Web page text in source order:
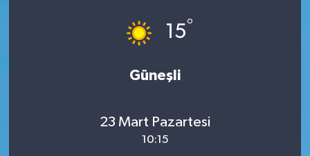
15°
Güneşli
23 Mart Pazartesi
10:15